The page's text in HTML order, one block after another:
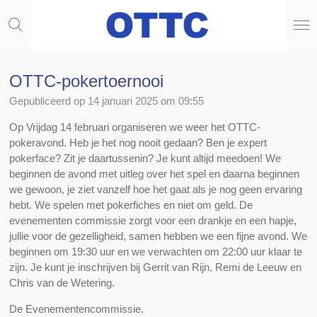
direct
hoofdinhoud
OTTC-pokertoernooi
Gepubliceerd op 14 januari 2025 om 09:55
Op Vrijdag 14 februari organiseren we weer het OTTC-
pokeravond. Heb je het nog nooit gedaan? Ben je expert
pokerface? Zit je daartussenin? Je kunt altijd meedoen! We
beginnen de avond met uitleg over het spel en daarna beginnen
we gewoon, je ziet vanzelf hoe het gaat als je nog geen ervaring
hebt. We spelen met pokerfiches en niet om geld. De
evenementen commissie zorgt voor een drankje en een hapje,
jullie voor de gezelligheid, samen hebben we een fijne avond. We
beginnen om 19:30 uur en we verwachten om 22:00 uur klaar te
zijn. Je kunt je inschrijven bij Gerrit van Rijn, Remi de Leeuw en
Chris van de Wetering.
De Evenementencommissie.